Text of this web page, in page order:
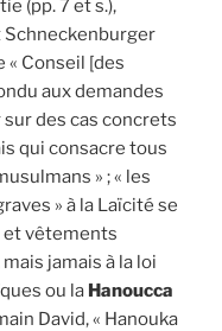
(pp. 7 et s.),
Schneckenburger
« Conseil [des
aux demandes
des cas concrets
qui consacre tous
» ; « les
» à la Laïcité se
et vêtements
jamais à la loi
ou la Hanoucca
David, « Hanouka